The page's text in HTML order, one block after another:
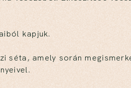
kapjuk.
séta, amely során